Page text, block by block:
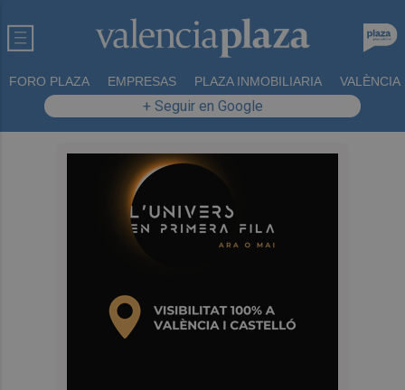
FORO PLAZA EMPRESAS PLAZA INMOBILIARIA VALÈNCIA
+ Seguir en Google